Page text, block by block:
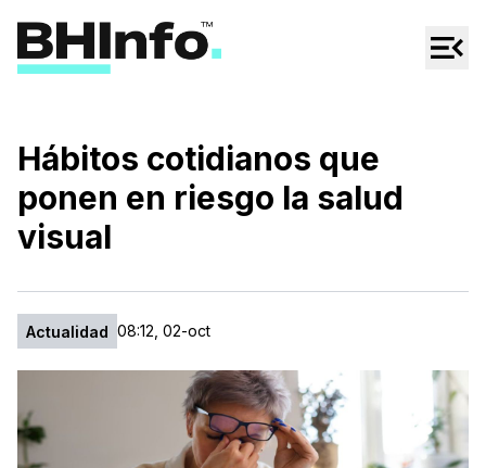
Regionales
Espectáculos
Tecno
Hábitos cotidianos que
ponen en riesgo la salud
visual
Actualidad 08:12, 02-oct